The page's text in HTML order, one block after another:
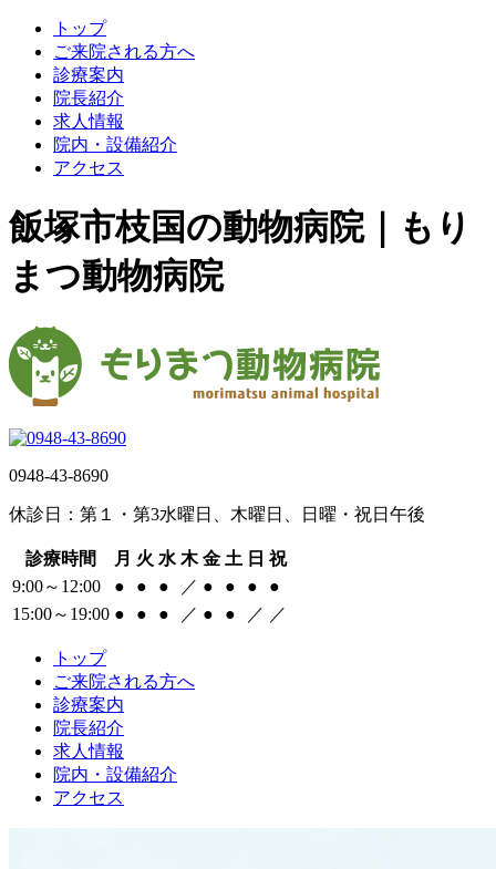
トップ
ご来院される方へ
診療案内
院長紹介
求人情報
院内・設備紹介
アクセス
飯塚市枝国の動物病院｜もり
まつ動物病院
0948-43-8690
休診日：第１・第3水曜日、木曜日、日曜・祝日午後
診療時間 月 火 水 木 金 土 日 祝
9:00～12:00
● ● ● ／ ● ● ●
●
15:00～19:00 ● ● ● ／ ● ● ／ ／
トップ
ご来院される方へ
診療案内
院長紹介
求人情報
院内・設備紹介
アクセス